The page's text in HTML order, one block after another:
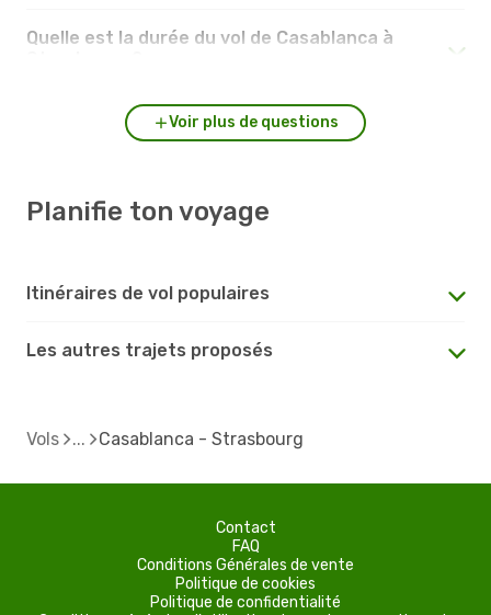
Quelle est la durée du vol de Casablanca à
Voir plus de questions
Planifie ton voyage
Itinéraires de vol populaires
Les autres trajets proposés
Vols Casablanca - Strasbourg
Contact
FAQ
Conditions Générales de vente
Politique de cookies
Politique de confidentialité